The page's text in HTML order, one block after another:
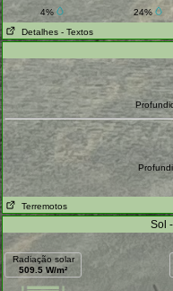
4%
24%
Detalhes - Textos
Terremotos
Sol
Radiação solar
509.5 W/m²